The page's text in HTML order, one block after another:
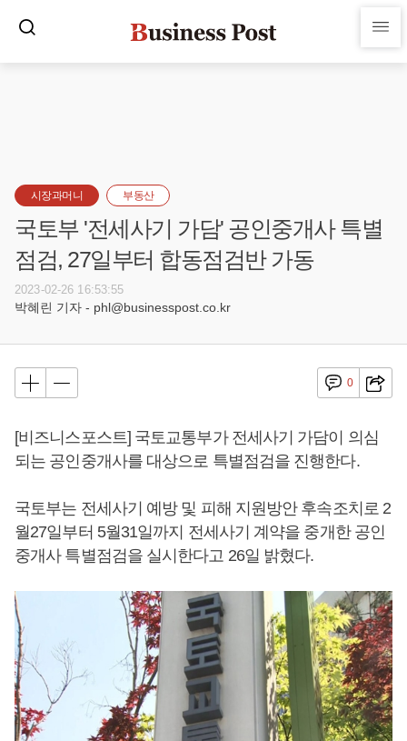
시장과머니 부동산
국토부 '전세사기 가담' 공인중개사 특별
점검, 27일부터 합동점검반 가동
2023-02-26 16:53:55
박혜린 기자 - phl@businesspost.co.kr
0
[비즈니스포스트] 국토교통부가 전세사기 가담이 의심
되는 공인중개사를 대상으로 특별점검을 진행한다.
국토부는 전세사기 예방 및 피해 지원방안 후속조치로 2
월27일부터 5월31일까지 전세사기 계약을 중개한 공인
중개사 특별점검을 실시한다고 26일 밝혔다.